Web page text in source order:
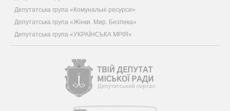
Депутатська група «Комунальні ресурси»
Депутатська група «Жінки. Мир. Безпека»
Депутатська група «УКРАЇНСЬКА МРІЯ»